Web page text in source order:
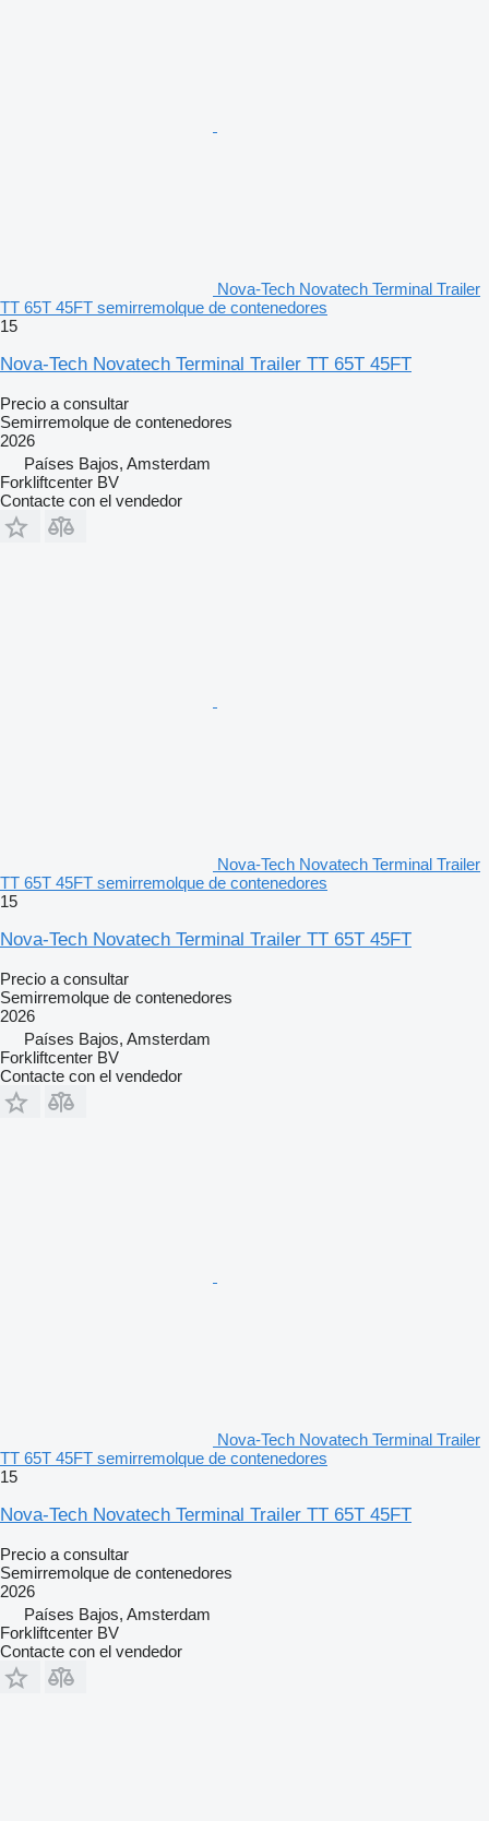
Nova-Tech Novatech Terminal Trailer
TT 65T 45FT semirremolque de contenedores
15
Nova-Tech Novatech Terminal Trailer TT 65T 45FT
Precio a consultar
Semirremolque de contenedores
2026
Países Bajos, Amsterdam
Forkliftcenter BV
Contacte con el vendedor
Nova-Tech Novatech Terminal Trailer
TT 65T 45FT semirremolque de contenedores
15
Nova-Tech Novatech Terminal Trailer TT 65T 45FT
Precio a consultar
Semirremolque de contenedores
2026
Países Bajos, Amsterdam
Forkliftcenter BV
Contacte con el vendedor
Nova-Tech Novatech Terminal Trailer
TT 65T 45FT semirremolque de contenedores
15
Nova-Tech Novatech Terminal Trailer TT 65T 45FT
Precio a consultar
Semirremolque de contenedores
2026
Países Bajos, Amsterdam
Forkliftcenter BV
Contacte con el vendedor